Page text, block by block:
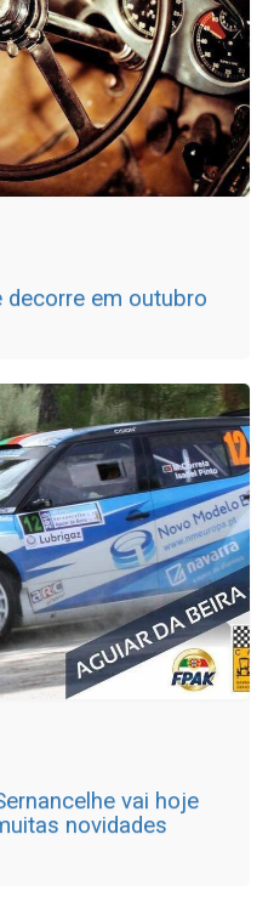
decorre em outubro
vai hoje
novidades